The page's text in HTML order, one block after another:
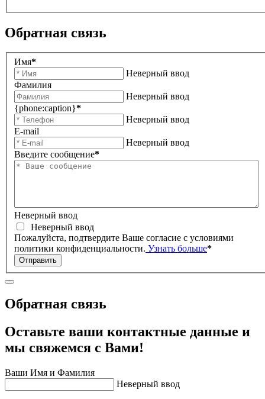
Обратная связь
Имя*
Неверный ввод
Фамилия
Неверный ввод
{phone:caption}*
Неверный ввод
E-mail
Неверный ввод
Введите сообщение*
Неверный ввод
Неверный ввод
Пожалуйста, подтвердите Ваше согласие с условиями
политики конфиденциальности. Узнать больше*
Отправить
Обратная связь
Оставьте ваши контактные данные и
мы свяжемся с Вами!
Ваши Имя и Фамилия
Неверный ввод